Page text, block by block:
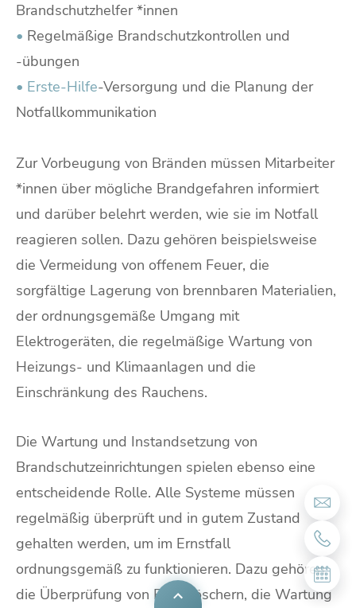
Brandschutzhelfer *innen
• Regelmäßige Brandschutzkontrollen und
-übungen
• Erste-Hilfe-Versorgung und die Planung der
Notfallkommunikation
Zur Vorbeugung von Bränden müssen Mitarbeiter
*innen über mögliche Brandgefahren informiert
und darüber belehrt werden, wie sie im Notfall
reagieren sollen. Dazu gehören beispielsweise
die Vermeidung von offenem Feuer, die
sorgfältige Lagerung von brennbaren Materialien,
der ordnungsgemäße Umgang mit
Elektrogeräten, die regelmäßige Wartung von
Heizungs- und Klimaanlagen und die
Einschränkung des Rauchens.
Die Wartung und Instandsetzung von
Brandschutzeinrichtungen spielen ebenso eine
entscheidende Rolle. Alle Systeme müssen
regelmäßig überprüft und in gutem Zustand
gehalten werden, um im Ernstfall
ordnungsgemäß zu funktionieren. Dazu gehören
die Überprüfung von Feuerlöschern, die Wartung